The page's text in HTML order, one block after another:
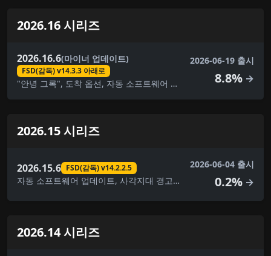
2026.16 시리즈
2026.16.6(마이너 업데이트)
FSD(감독) v14.3.3 아래로
"안녕 그록", 도착 옵션, 자동 소프트웨어 업데이트, 자동 조종 장치 이름 지정 업데이트, 사각지대 경고등, 브레이크 확인, 대시캠 뷰어 업데이트, FSD(감독) v14.3.3 아래로, 완전 자율 주행(감독) 아래, 몰입형 사운드 업그레이드, 건반, 사소한 수정, 음악 앱 대기열, 애완동물 모드, 후면 디스플레이, 보안 개선, 스케치북, 속도 프로필, 여행, UI 개선, 시각적 업데이트, 날씨 지도 개선
2026-06-19 출시
8.8% →
2026.15 시리즈
2026.15.6 FSD(감독) v14.2.2.5
자동 소프트웨어 업데이트, 사각지대 경고등, 브레이크 확인, 대시캠 뷰어 업데이트, FSD(감독) v14.2.2.5, 완전 자율주행(감독), 건반, 음악 앱 대기열, 페인트 가게, 애완동물 모드, 후면 디스플레이, 보안 개선, 스케치북, 속도 프로필, 여행, UI 개선
2026-06-04 출시
0.2% →
2026.14 시리즈